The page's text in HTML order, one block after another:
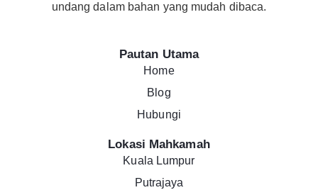
undang dalam bahan yang mudah dibaca.
Pautan Utama
Home
Blog
Hubungi
Lokasi Mahkamah
Kuala Lumpur
Putrajaya